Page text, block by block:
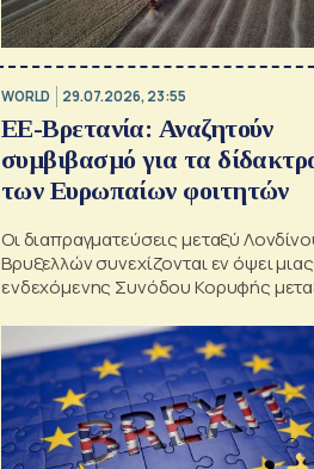
WORLD 29.07.2026, 23:55
ΕΕ-Βρετανία: Αναζητούν
συμβιβασμό για τα
των Ευρωπαίων φοιτητών
Οι διαπραγματεύσεις μεταξύ
Βρυξελλών συνεχίζονται εν όψει μιας
ενδεχόμενης Συνόδου Κορυφής